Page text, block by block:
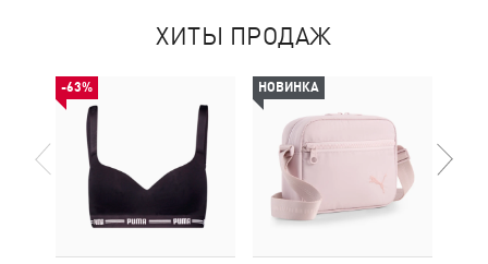
ХИТЫ ПРОДАЖ
-63% НОВИНКА